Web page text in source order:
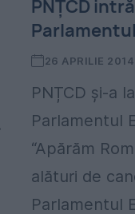
PNȚCD
26 APRILIE 2014
PNȚCD și-a
Parlamentul
“Apărăm
alături de
Parlamentul